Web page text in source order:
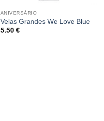
ANIVERSÁRIO
Velas Grandes We Love Blue
5.50 €